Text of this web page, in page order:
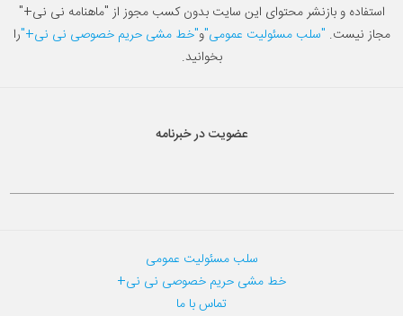
استفاده و بازنشر محتوای این سایت بدون کسب مجوز از "ماهنامه نی نی+"
مجاز نیست. "سلب مسئولیت عمومی"و"خط مشی حریم خصوصی نی نی+"را
بخوانید.
عضویت در خبرنامه
سلب مسئولیت عمومی
خط مشی حریم خصوصی نی نی+
تماس با ما